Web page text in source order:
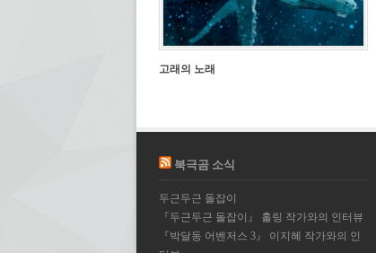
고래의 노래
북극곰 소식
두근두근 돌잡이
『두근두근 돌잡이』 홀링 작가와의 인터뷰
『박달동 어벤저스 3』 이지혜 작가와의 인